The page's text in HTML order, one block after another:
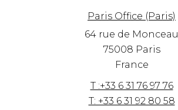
Paris Office (Paris)
64 rue de Monceau
75008 Paris
France
T :+33 6 31 76 97 76
T: +33 6 31 92 80 58